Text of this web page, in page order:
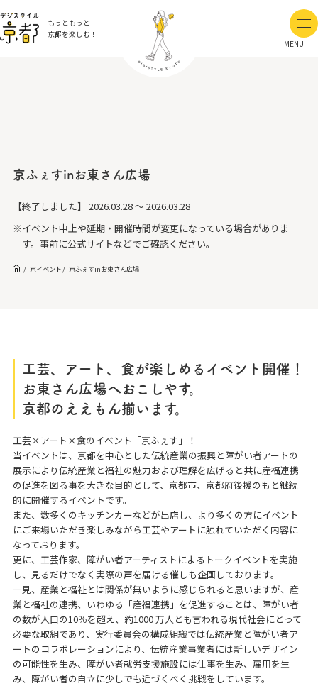
もっともっと
京都を楽しむ！
MENU
京ふぇすinお東さん広場
【終了しました】 2026.03.28 ～ 2026.03.28
※イベント中止や延期・開催時間が変更になっている場合がありま
す。事前に公式サイトなどでご確認ください。
京イベント 京ふぇすinお東さん広場
工芸、アート、食が楽しめるイベント開催！
お東さん広場へおこしやす。
京都のええもん揃います。
工芸×アート×食のイベント「京ふぇす」！
当イベントは、京都を中心とした伝統産業の振興と障がい者アートの
展示により伝統産業と福祉の魅力および理解を広げると共に産福連携
の促進を図る事を大きな目的として、京都市、京都府後援のもと継続
的に開催するイベントです。
また、数多くのキッチンカーなどが出店し、より多くの方にイベント
にご来場いただき楽しみながら工芸やアートに触れていただく内容に
なっております。
更に、工芸作家、障がい者アーティストによるトークイベントを実施
し、見るだけでなく実際の声を届ける催しも企画しております。
一見、産業と福祉とは関係が無いように感じられると思いますが、産
業と福祉の連携、いわゆる「産福連携」を促進することは、障がい者
の数が人口の10％を超え、約1000 万人とも言われる現代社会にとって
必要な取組であり、実行委員会の構成組織では伝統産業と障がい者ア
ートのコラボレーションにより、伝統産業事業者には新しいデザイン
の可能性を生み、障がい者就労支援施設には仕事を生み、雇用を生
み、障がい者の自立に少しでも近づくべく挑戦をしています。